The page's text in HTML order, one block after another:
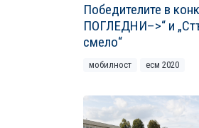
Победителите в
ПОГЛЕДНИ–>“ и
смело“
мобилност есм 2020